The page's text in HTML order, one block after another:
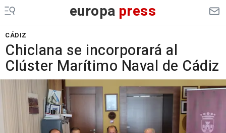
europa press
CÁDIZ
Chiclana se incorporará al
Clúster Marítimo Naval de Cádiz